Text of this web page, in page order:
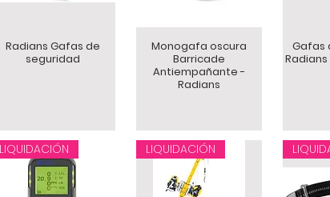
Radians Gafas de
seguridad
Monogafa oscura
Barricade
Antiempañante -
Radians
Gafas
LIQUIDACIÓN LIQUIDACIÓN